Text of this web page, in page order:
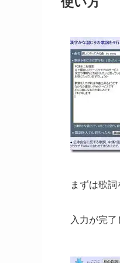
まずは歌
入力が完